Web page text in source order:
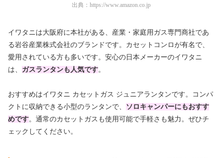
出典： https://www.amazon.co.jp
イワタニは大阪府に本社がある、産業・家庭用ガス専門商社であ
る岩谷産業株式会社のブランドです。カセットコンロが有名で、
愛用されている方も多いです。安心の日本メーカーのイワタニ
は、 ガスランタンも人気です。
おすすめはイワタニ カセットガス ジュニアランタンです。コンパ
クトに収納できる小型のランタンで、
ソロキャンパーにもおすす
めです。通常のカセットガスも使用可能で手軽さも魅力。ぜひチ
ェックしてください。